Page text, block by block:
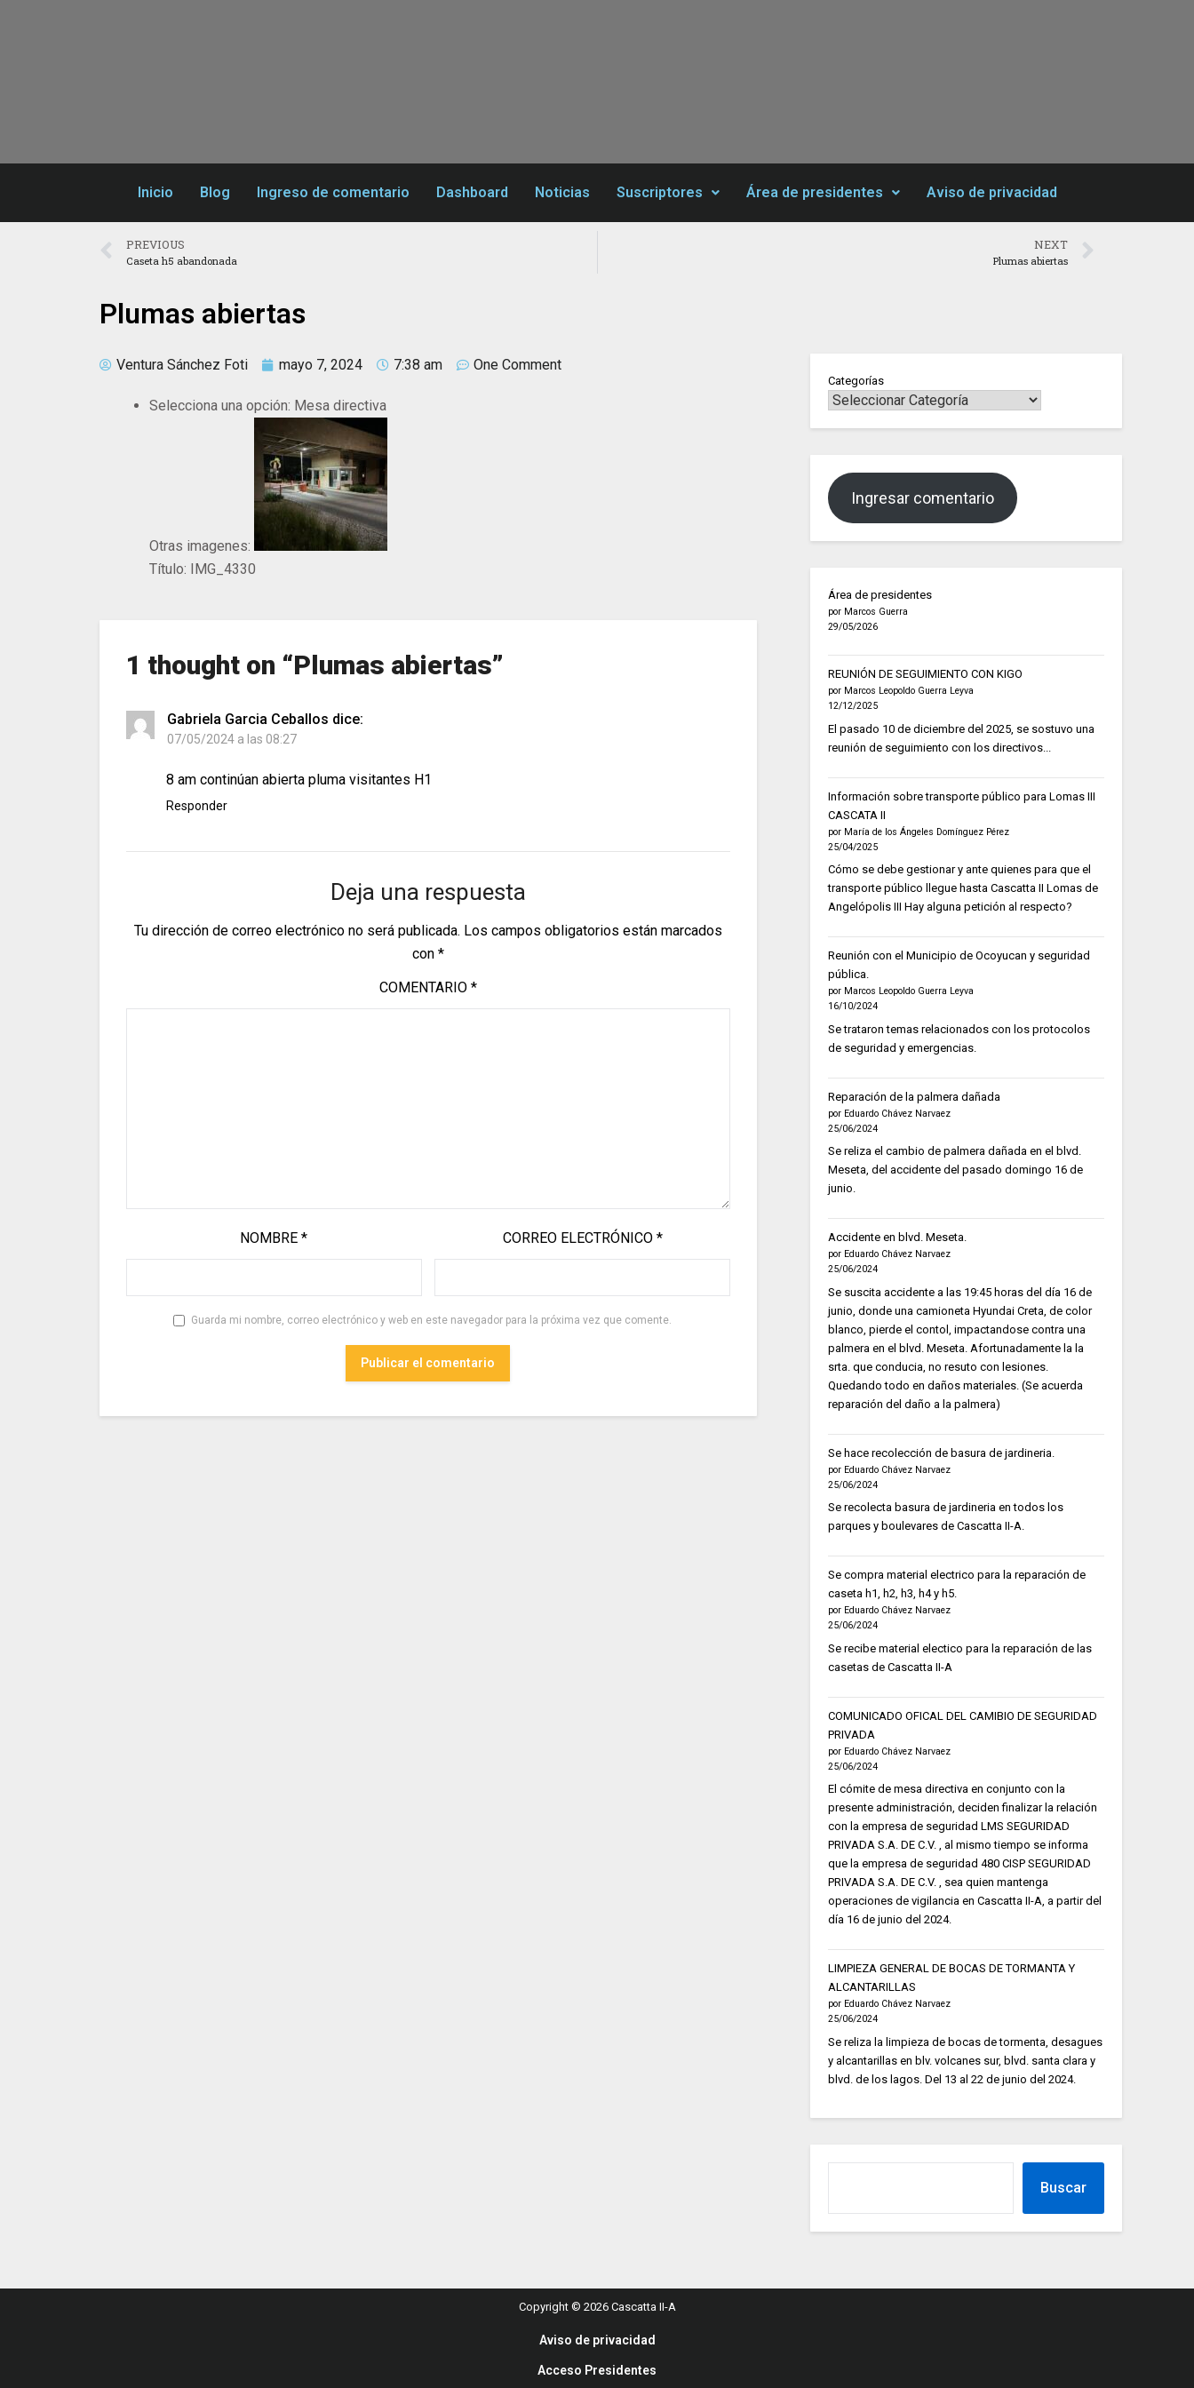
Inicio Blog Ingreso de comentario Dashboard Noticias Suscriptores Área de presidentes Aviso de privacidad
PREVIOUS
Caseta h5 abandonada
NEXT
Plumas abiertas
Plumas abiertas
Ventura Sánchez Foti mayo 7, 2024 7:38 am One Comment
Selecciona una opción: Mesa directiva
Otras imagenes:
Título: IMG_4330
1 thought on “Plumas abiertas”
Gabriela Garcia Ceballos dice:
07/05/2024 a las 08:27
8 am continúan abierta pluma visitantes H1
Responder
Deja una respuesta
Tu dirección de correo electrónico no será publicada. Los campos obligatorios están marcados
con *
COMENTARIO *
NOMBRE* CORREO ELECTRÓNICO *
Guarda mi nombre, correo electrónico y web en este navegador para la próxima vez que comente.
Categorías
Ingresar comentario
Área de presidentes
por Marcos Guerra
29/05/2026
REUNIÓN DE SEGUIMIENTO CON KIGO
por Marcos Leopoldo Guerra Leyva
12/12/2025
El pasado 10 de diciembre del 2025, se sostuvo una
reunión de seguimiento con los directivos...
Información sobre transporte público para Lomas III
CASCATA II
por María de los Ángeles Domínguez Pérez
25/04/2025
Cómo se debe gestionar y ante quienes para que el
transporte público llegue hasta Cascatta II Lomas de
Angelópolis III Hay alguna petición al respecto?
Reunión con el Municipio de Ocoyucan y seguridad
pública.
por Marcos Leopoldo Guerra Leyva
16/10/2024
Se trataron temas relacionados con los protocolos
de seguridad y emergencias.
Reparación de la palmera dañada
por Eduardo Chávez Narvaez
25/06/2024
Se reliza el cambio de palmera dañada en el blvd.
Meseta, del accidente del pasado domingo 16 de
junio.
Accidente en blvd. Meseta.
por Eduardo Chávez Narvaez
25/06/2024
Se suscita accidente a las 19:45 horas del día 16 de
junio, donde una camioneta Hyundai Creta, de color
blanco, pierde el contol, impactandose contra una
palmera en el blvd. Meseta. Afortunadamente la la
srta. que conducia, no resuto con lesiones.
Quedando todo en daños materiales. (Se acuerda
reparación del daño a la palmera)
Se hace recolección de basura de jardineria.
por Eduardo Chávez Narvaez
25/06/2024
Se recolecta basura de jardineria en todos los
parques y boulevares de Cascatta II-A.
Se compra material electrico para la reparación de
caseta h1, h2, h3, h4 y h5.
por Eduardo Chávez Narvaez
25/06/2024
Se recibe material electico para la reparación de las
casetas de Cascatta II-A
COMUNICADO OFICAL DEL CAMIBIO DE SEGURIDAD
PRIVADA
por Eduardo Chávez Narvaez
25/06/2024
El cómite de mesa directiva en conjunto con la
presente administración, deciden finalizar la relación
con la empresa de seguridad LMS SEGURIDAD
PRIVADA S.A. DE C.V. , al mismo tiempo se informa
que la empresa de seguridad 480 CISP SEGURIDAD
PRIVADA S.A. DE C.V. , sea quien mantenga
operaciones de vigilancia en Cascatta II-A, a partir del
día 16 de junio del 2024.
LIMPIEZA GENERAL DE BOCAS DE TORMANTA Y
ALCANTARILLAS
por Eduardo Chávez Narvaez
25/06/2024
Se reliza la limpieza de bocas de tormenta, desagues
y alcantarillas en blv. volcanes sur, blvd. santa clara y
blvd. de los lagos. Del 13 al 22 de junio del 2024.
Buscar
Copyright © 2026 Cascatta II-A
Aviso de privacidad
Acceso Presidentes